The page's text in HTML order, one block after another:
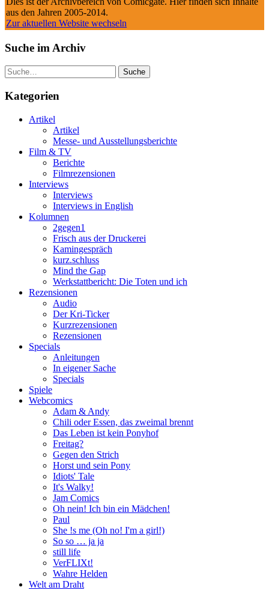
aus den Jahren 2005-2014.
Zur aktuellen Website wechseln
Suche im Archiv
Suche
Kategorien
Artikel
Artikel
Messe- und Ausstellungsberichte
Film & TV
Berichte
Filmrezensionen
Interviews
Interviews
Interviews in English
Kolumnen
2gegen1
Frisch aus der Druckerei
Kamingespräch
kurz.schluss
Mind the Gap
Werkstattbericht: Die Toten und ich
Rezensionen
Audio
Der Kri-Ticker
Kurzrezensionen
Rezensionen
Specials
Anleitungen
In eigener Sache
Specials
Spiele
Webcomics
Adam & Andy
Chili oder Essen, das zweimal brennt
Das Leben ist kein Ponyhof
Freitag?
Gegen den Strich
Horst und sein Pony
Idiots' Tale
It's Walky!
Jam Comics
Oh nein! Ich bin ein Mädchen!
Paul
She !s me (Oh no! I'm a girl!)
So so … ja ja
still life
VerFLIXt!
Wahre Helden
Welt am Draht